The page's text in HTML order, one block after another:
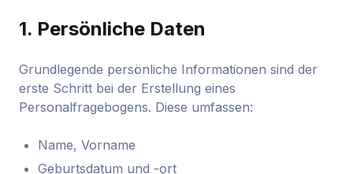
1. Persönliche Daten
Grundlegende persönliche Informationen sind der
erste Schritt bei der Erstellung eines
Personalfragebogens. Diese umfassen:
Name, Vorname
Geburtsdatum und -ort